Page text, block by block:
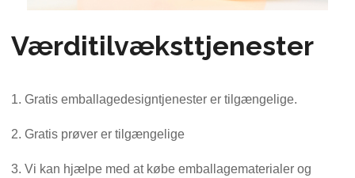
Værditilvæksttjenester
1. Gratis emballagedesigntjenester er tilgængelige.
2. Gratis prøver er tilgængelige
3. Vi kan hjælpe med at købe emballagematerialer og